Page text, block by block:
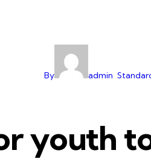
By admin
youth